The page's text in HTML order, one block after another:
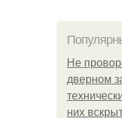
Не
дверном
них